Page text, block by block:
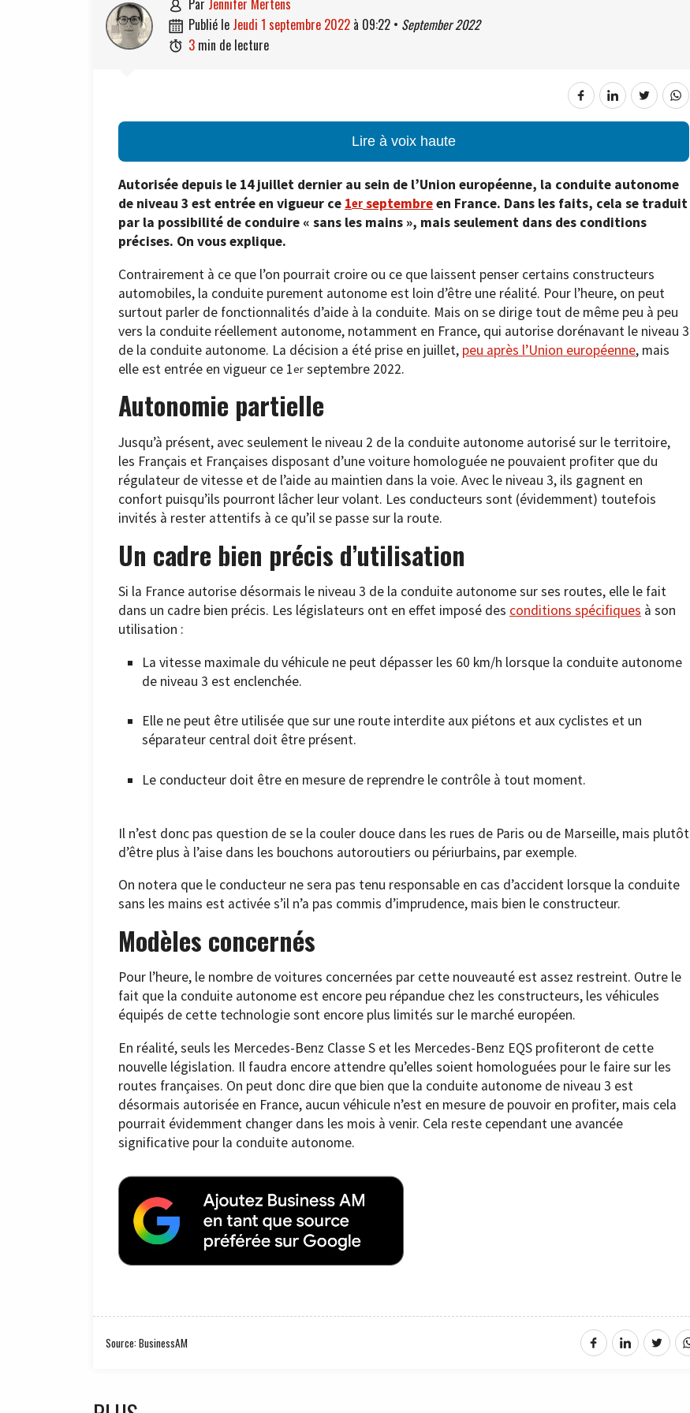
 par Jennifer Mertens
 publié le jeudi 1 septembre 2022 à 09:22 • September 2022
 3 min de lecture
Lire à voix haute
Autorisée depuis le 14 juillet dernier au sein de l’Union européenne, la conduite autonome
de niveau 3 est entrée en vigueur ce 1er septembreen France. Dans les faits, cela se traduit
par la possibilité de conduire « sans les mains », mais seulement dans des conditions
précises. On vous explique.
Contrairement à ce que l’on pourrait croire ou ce que laissent penser certains constructeurs
automobiles, la conduite purement autonome est loin d’être une réalité. Pour l’heure, on peut
surtout parler de fonctionnalités d’aide à la conduite. Mais on se dirige tout de même peu à peu
vers la conduite réellement autonome, notamment en France, qui autorise dorénavant le niveau 3
de la conduite autonome. La décision a été prise en juillet, peu après l’Union européenne, mais
elle est entrée en vigueur ce 1er septembre 2022.
Autonomie partielle
Jusqu’à présent, avec seulement le niveau 2 de la conduite autonome autorisé sur le territoire,
les Français et Françaises disposant d’une voiture homologuée ne pouvaient profiter que du
régulateur de vitesse et de l’aide au maintien dans la voie. Avec le niveau 3, ils gagnent en
confort puisqu’ils pourront lâcher leur volant. Les conducteurs sont (évidemment) toutefois
invités à rester attentifs à ce qu’il se passe sur la route.
Un cadre bien précis d’utilisation
Si la France autorise désormais le niveau 3 de la conduite autonome sur ses routes, elle le fait
dans un cadre bien précis. Les législateurs ont en effet imposé des conditions spécifiques à son
utilisation :
La vitesse maximale du véhicule ne peut dépasser les 60 km/h lorsque la conduite autonome
de niveau 3 est enclenchée.
Elle ne peut être utilisée que sur une route interdite aux piétons et aux cyclistes et un
séparateur central doit être présent.
Le conducteur doit être en mesure de reprendre le contrôle à tout moment.
Il n’est donc pas question de se la couler douce dans les rues de Paris ou de Marseille, mais plutôt
d’être plus à l’aise dans les bouchons autoroutiers ou périurbains, par exemple.
On notera que le conducteur ne sera pas tenu responsable en cas d’accident lorsque la conduite
sans les mains est activée s’il n’a pas commis d’imprudence, mais bien le constructeur.
Modèles concernés
Pour l’heure, le nombre de voitures concernées par cette nouveauté est assez restreint. Outre le
fait que la conduite autonome est encore peu répandue chez les constructeurs, les véhicules
équipés de cette technologie sont encore plus limités sur le marché européen.
En réalité, seuls les Mercedes-Benz Classe S et les Mercedes-Benz EQS profiteront de cette
nouvelle législation. Il faudra encore attendre qu’elles soient homologuées pour le faire sur les
routes françaises. On peut donc dire que bien que la conduite autonome de niveau 3 est
désormais autorisée en France, aucun véhicule n’est en mesure de pouvoir en profiter, mais cela
pourrait évidemment changer dans les mois à venir. Cela reste cependant une avancée
significative pour la conduite autonome.
Source: BusinessAM